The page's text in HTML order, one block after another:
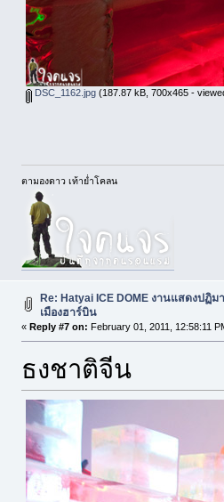
DSC_1162.jpg(187.87 kB, 700x465 -
ตามองดาว เท้าย่ำโคลน
Re: Hatyai ICE DOME งานแสดงปฏิ
เมืองฮาร์บิน
« Reply #7 on: February 01, 2011, 12:58:11
ธงชาติจีน